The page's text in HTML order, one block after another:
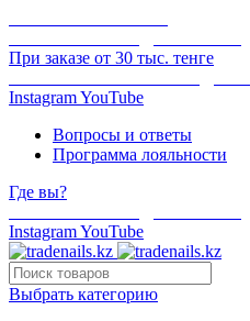
При заказе от 30 тыс. тенге
InstagramYouTube
Вопросы и ответы
Программа лояльности
Где вы?
InstagramYouTube
Выбрать категорию